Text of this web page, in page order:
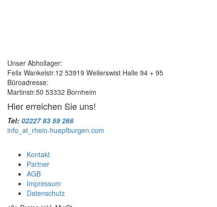
Unser Abhollager:
Felix Wankelstr.12 53919 Weilerswist Halle 94 + 95
Büroadresse:
Martinstr.50 53332 Bornheim
Hier erreichen Sie uns!
Tel: 02227 83 59 266
info _at_ rhein-huepfburgen.com
Kontakt
Partner
AGB
Impressum
Datenschutz